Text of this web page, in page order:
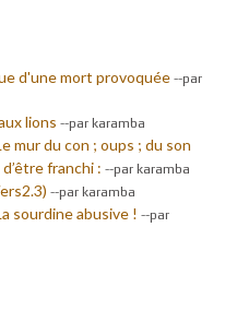
d'une mort provoquée --par
lions --par karamba
mur du con ; oups ; du son
franchi : --par karamba
--par karamba
sourdine abusive ! --par